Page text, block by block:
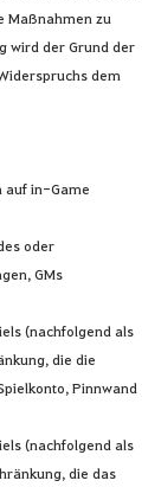
Maßnahmen zu
wird der Grund der
dem
auf in-Game
oder
GMs
(nachfolgend als
die die
Pinnwand
(nachfolgend als
die das